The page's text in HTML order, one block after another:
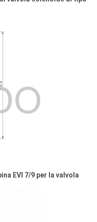
EVI 7/9 per la valvola